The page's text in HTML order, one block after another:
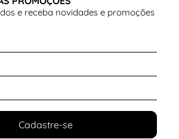
e receba novidades e promoções
Cadastre-se